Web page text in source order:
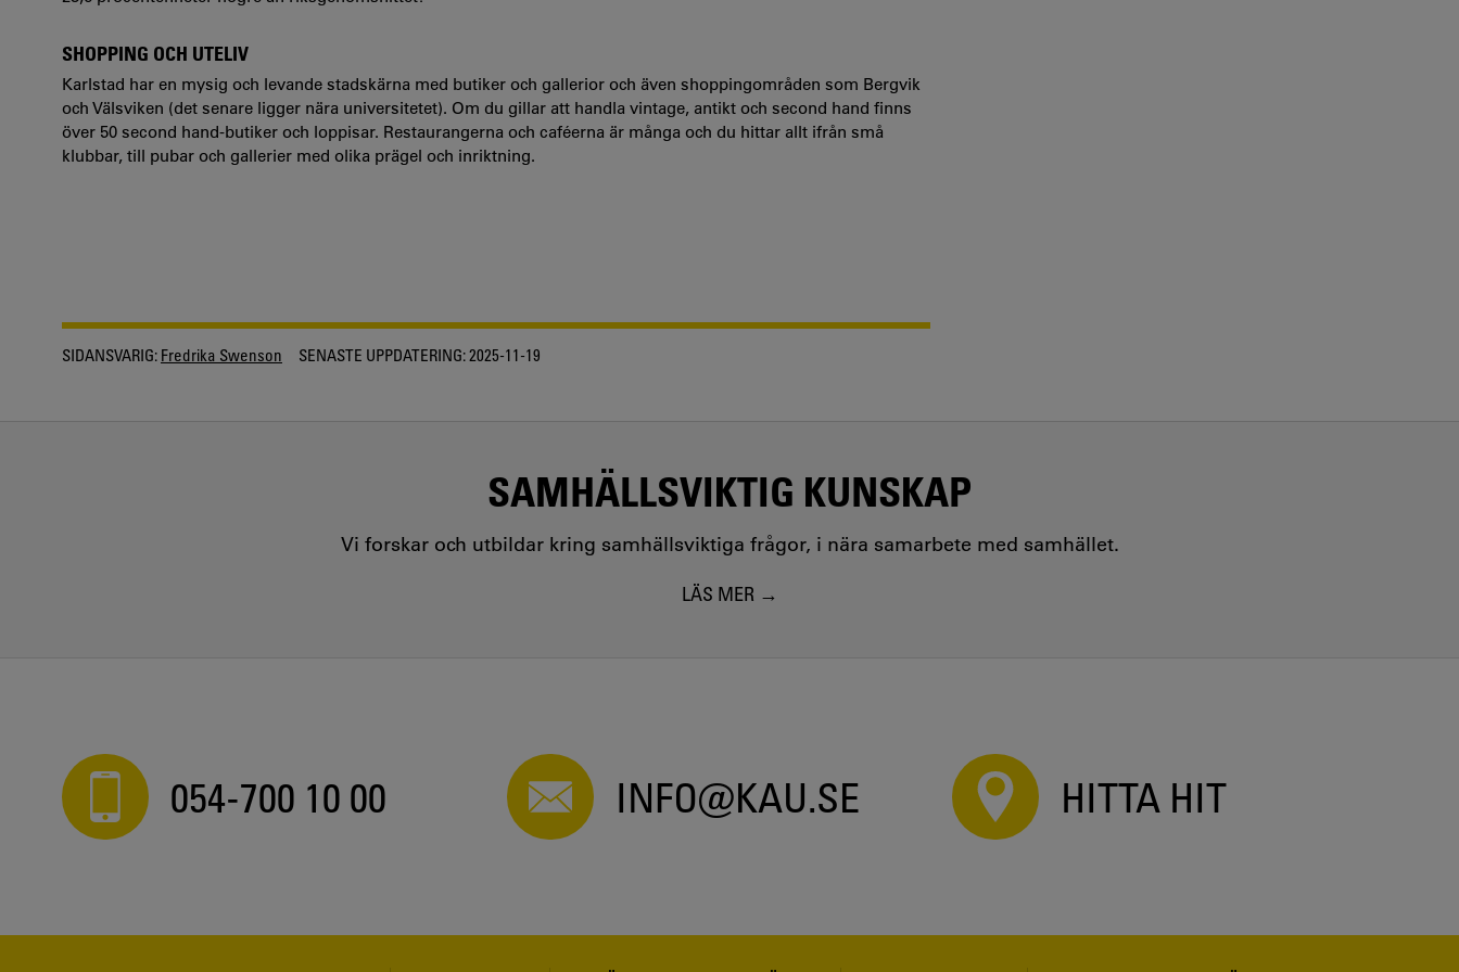
SHOPPING OCH UTELIV
Karlstad har en mysig och levande stadskärna med butiker och gallerior och även shoppingområden som Bergvik
och Välsviken (det senare ligger nära universitetet). Om du gillar att handla vintage, antikt och second hand finns
över 50 second hand-butiker och loppisar. Restaurangerna och caféerna är många och du hittar allt ifrån små
klubbar, till pubar och gallerier med olika prägel och inriktning.
SIDANSVARIG: Fredrika Swenson SENASTE UPPDATERING:2025-11-19
SAMHÄLLSVIKTIG KUNSKAP
Vi forskar och utbildar kring samhällsviktiga frågor, i nära samarbete med samhället.
LÄS MER
054-700 10 00 INFO@KAU.SE HITTA HIT